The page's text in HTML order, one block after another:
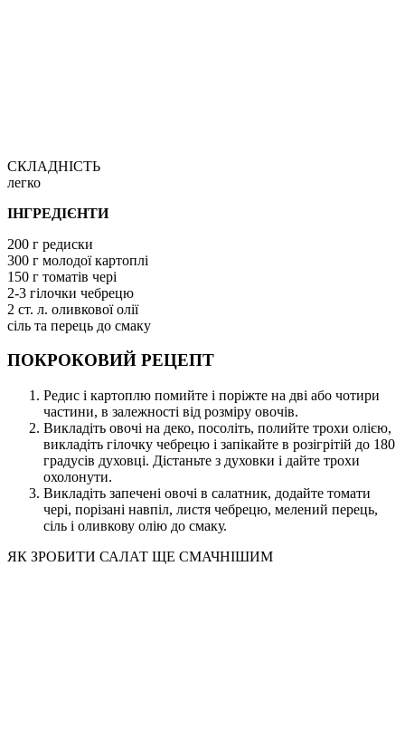
СКЛАДНІСТЬ
легко
ІНГРЕДІЄНТИ
200 г редиски
300 г молодої картоплі
150 г томатів чері
2-3 гілочки чебрецю
2 ст. л. оливкової олії
сіль та перець до смаку
ПОКРОКОВИЙ РЕЦЕПТ
Редис і картоплю помийте і поріжте на дві або чотири
частини, в залежності від розміру овочів.
Викладіть овочі на деко, посоліть, полийте трохи олією,
викладіть гілочку чебрецю і запікайте в розігрітій до 180
градусів духовці. Дістаньте з духовки і дайте трохи
охолонути.
Викладіть запечені овочі в салатник, додайте томати
чері, порізані навпіл, листя чебрецю, мелений перець,
сіль і оливкову олію до смаку.
ЯК ЗРОБИТИ САЛАТ ЩЕ СМАЧНІШИМ